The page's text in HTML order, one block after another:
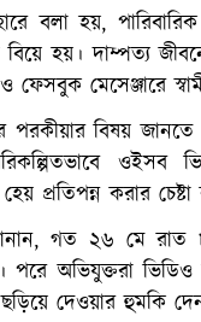
বলা হয়,
বিয়ে হয়। দাম্পত্য
ফেসবুক মেসেঞ্জারে
পরকীয়ার বিষয়
ওইসব
প্রতিপন্ন করার
গত ২৬ মে রাত
পরে অভিযুক্তরা
দেওয়ার হুমকি